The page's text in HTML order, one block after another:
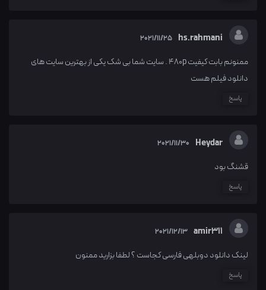
hs.rahmani
2021/11/25
ممنونم بابت کیفیت 480p . سایت شما بی شک یکی از بهترین سایت های
دانلود فیلم هست
پاسخ
Heydar
2021/11/30
قشنگ بود
پاسخ
amir311
2021/12/13
لینک دانلود دوبلهی فارسی کجاست ؟ لطفا بزارید ممنون
پاسخ